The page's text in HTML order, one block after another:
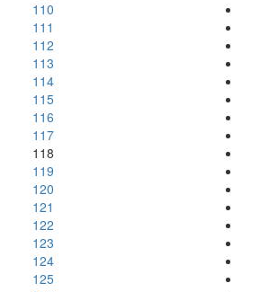
110
111
112
113
114
115
116
117
118
119
120
121
122
123
124
125